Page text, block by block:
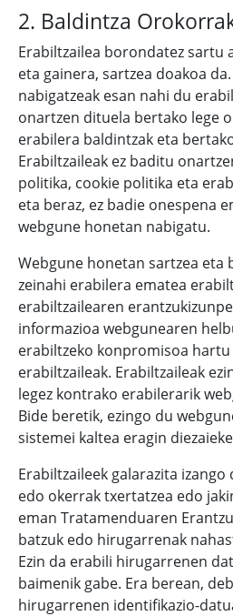
2. Baldintza
Erabiltzailea borondatez sartu
eta gainera, sartzea doakoa
nabigatzeak esan nahi du
onartzen dituela bertako lege
erabilera baldintzak eta
Erabiltzaileak ez baditu
politika, cookie politika eta
eta beraz, ez badie onespena
webgune honetan nabigatu.
Webgune honetan sartzea eta
zeinahi erabilera ematea
erabiltzailearen
informazioa webgunearen
erabiltzeko konpromisoa
erabiltzaileak. Erabiltzaileak
legez kontrako erabilerarik
Bide beretik, ezingo du
sistemei kaltea eragin
Erabiltzaileek galarazita
edo okerrak txertatzea edo
eman Tratamenduaren
batzuk edo hirugarrenak
Ezin da erabili hirugarrenen
baimenik gabe. Era berean,
hirugarrenen identifikazio-